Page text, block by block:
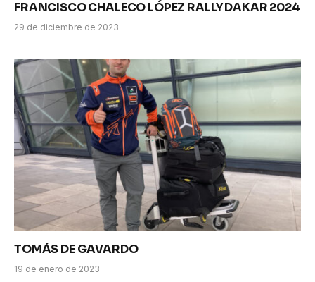
FRANCISCO CHALECO LÓPEZ RALLY DAKAR 2024
29 de diciembre de 2023
TOMÁS DE GAVARDO
19 de enero de 2023